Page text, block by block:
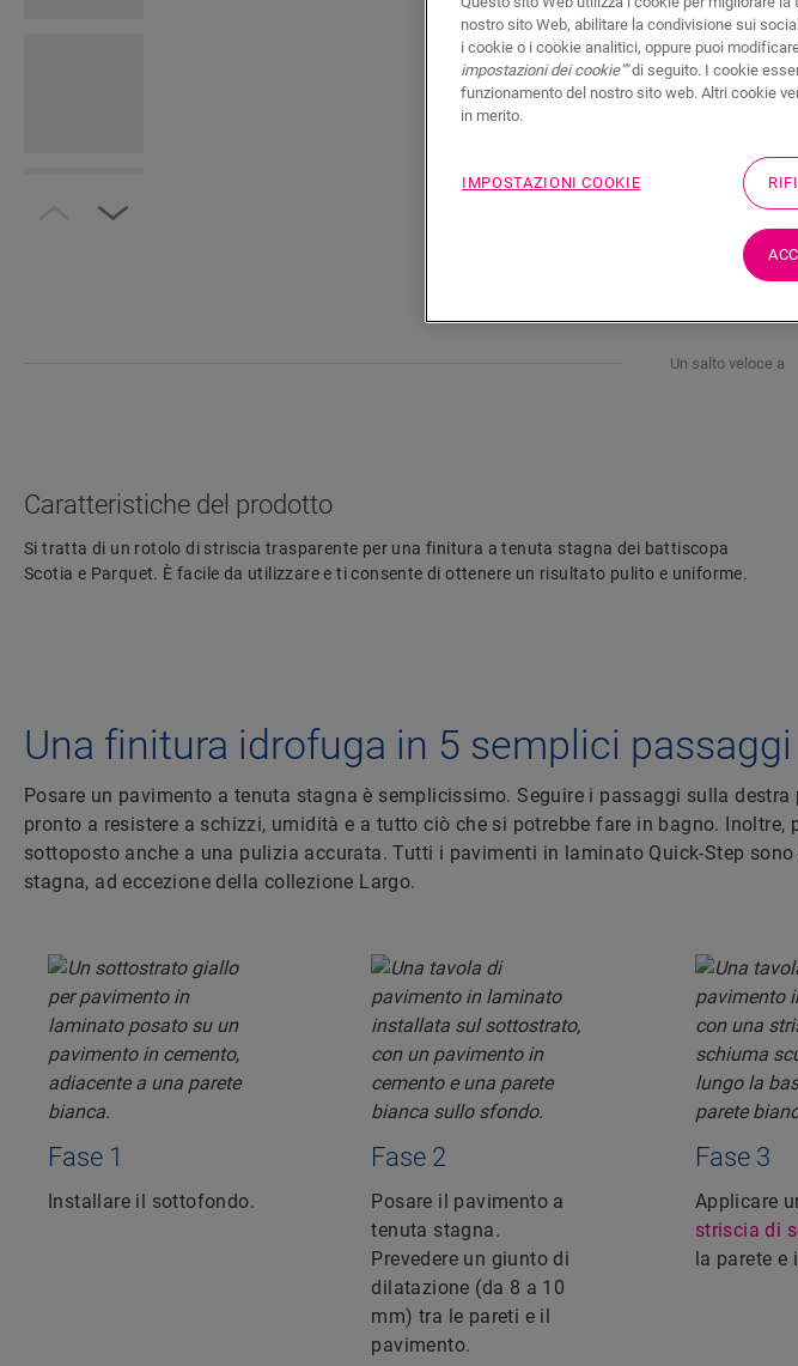
Un salto veloce a
Caratteristiche del prodotto
Si tratta di un rotolo di striscia trasparente per una finitura a tenuta stagna dei battiscopa
Scotia e Parquet. È facile da utilizzare e ti consente di ottenere un risultato pulito e uniforme.
Una finitura idrofuga in 5 semplici passaggi
Posare un pavimento a tenuta stagna è semplicissimo. Seguire i passaggi sulla
pronto a resistere a schizzi, umidità e a tutto ciò che si potrebbe fare in bagno. Inoltre,
sottoposto anche a una pulizia accurata. Tutti i pavimenti in laminato Quick-Step sono
stagna, ad eccezione della collezione Largo.
Fase 1
Installare il sottofondo.
Fase 2
Posare il pavimento a
tenuta stagna.
Prevedere un giunto di
dilatazione (da 8 a 10
mm) tra le pareti e il
pavimento.
Fase 3
Applicare
striscia di
la parete e
nostro sito Web, abilitare la condivisione sui
i cookie o i cookie analitici, oppure puoi
impostazioni dei cookie""di seguito. I cookie
funzionamento del nostro sito web. Altri cookie
in merito.
IMPOSTAZIONI COOKIE